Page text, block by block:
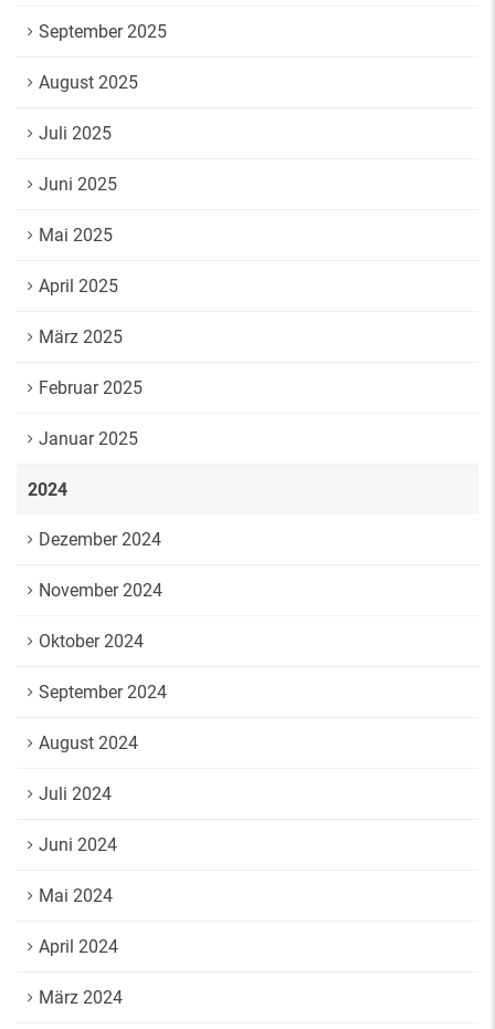
September 2025
August 2025
Juli 2025
Juni 2025
Mai 2025
April 2025
März 2025
Februar 2025
Januar 2025
2024
Dezember 2024
November 2024
Oktober 2024
September 2024
August 2024
Juli 2024
Juni 2024
Mai 2024
April 2024
März 2024